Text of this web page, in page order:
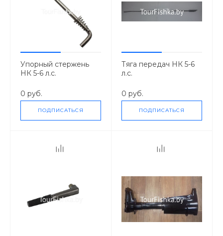
Упорный стержень
НК 5-6 л.с.
0 руб.
ПОДПИСАТЬСЯ
Тяга передач НК 5-6
л.с.
0 руб.
ПОДПИСАТЬСЯ